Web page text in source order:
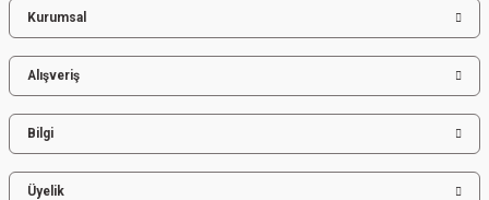
Gönder
Kurumsal
Alışveriş
Bilgi
Üyelik